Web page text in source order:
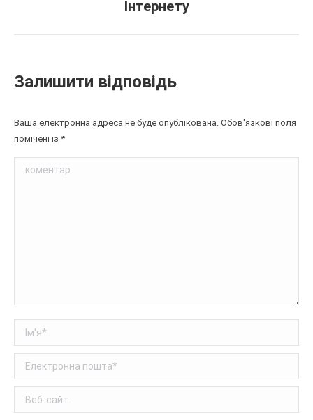
альбом:
Інтернету
Залишити відповідь
Ваша електронна адреса не буде опублікована. Обов'язкові поля
помічені із *
коментар
Ім'я *
Електронна пошта *
Веб-сайт